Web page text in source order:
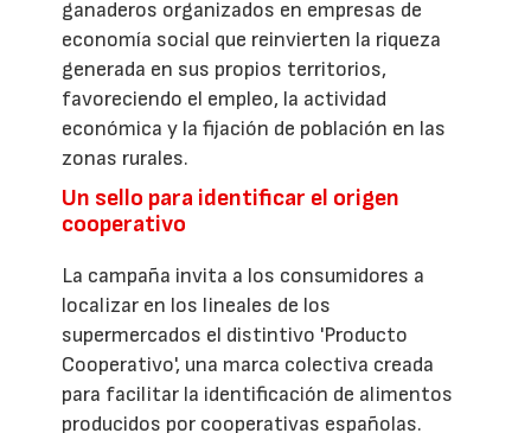
ganaderos organizados en empresas de
economía social que reinvierten la riqueza
generada en sus propios territorios,
favoreciendo el empleo, la actividad
económica y la fijación de población en las
zonas rurales.
Un sello para identificar el origen
cooperativo
La campaña invita a los consumidores a
localizar en los lineales de los
supermercados el distintivo 'Producto
Cooperativo', una marca colectiva creada
para facilitar la identificación de alimentos
producidos por cooperativas españolas.